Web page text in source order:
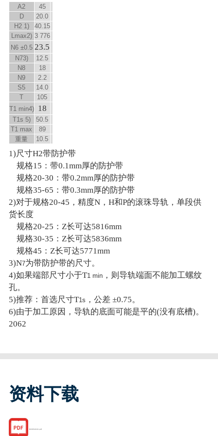
A2
45
D
20.0
H21)
40.15
Lmax2) 3 776
N6±0.5 23.5
N73)
12.5
N8
18
N9
2.2
S5
14.0
T
105
T1 min4) 18
T1s 5)
50.5
T1 max
89
重量
10.5
1)尺寸H2带防护带
规格15：带0.1mm厚的防护带
规格20-30：带0.2mm厚的防护带
规格35-65：带0.3mm厚的防护带
2)对于规格20-45，精度N，H和P的滚珠导轨，单段供
货长度
规格20-25：Z长可达5816mm
规格30-35：Z长可达5836mm
规格45：Z长可达5771mm
3)N7为带防护带的尺寸。
4)如果端部尺寸小于T1 min，则导轨端面不能加工螺纹
孔。
5)推荐：首选尺寸T1s ，公差 ±0.75。
6)由于加工原因，导轨的底面可能是平的(没有底槽)。
2062
资料下载
R160543161.pdf